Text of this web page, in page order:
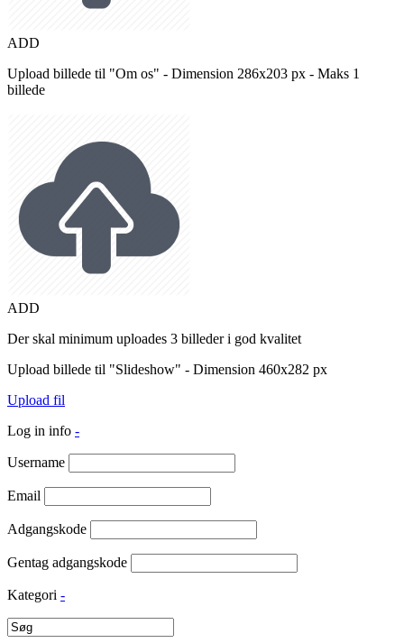
ADD
Upload billede til "Om os" - Dimension 286x203 px - Maks 1
billede
ADD
Der skal minimum uploades 3 billeder i god kvalitet
Upload billede til "Slideshow" - Dimension 460x282 px
Upload fil
Log in info -
Username
Email
Adgangskode
Gentag adgangskode
Kategori -